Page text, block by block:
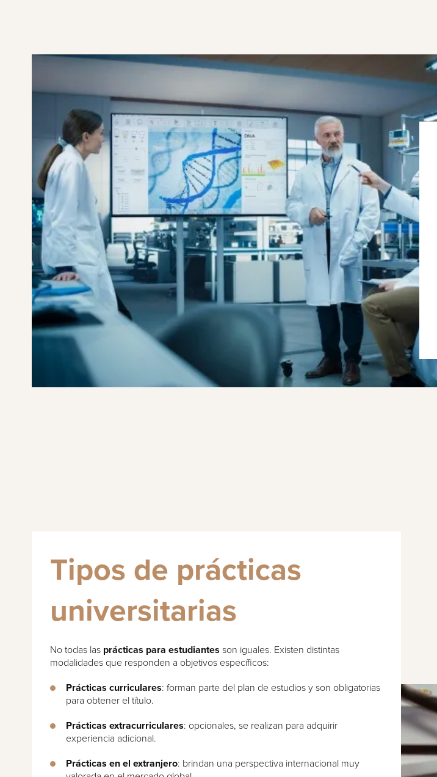
Tipos de prácticas
universitarias
No todas las prácticas para estudiantes son iguales. Existen distintas
modalidades que responden a objetivos específicos:
Prácticas curriculares: forman parte del plan de estudios y son obligatorias
para obtener el título.
Prácticas extracurriculares: opcionales, se realizan para adquirir
experiencia adicional.
Prácticas en el extranjero: brindan una perspectiva internacional muy